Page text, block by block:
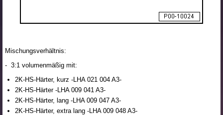
Mischungsverhältnis:
- 3:1 volumenmäßig mit:
2K-HS-Härter, kurz -LHA 021 004 A3-
2K-HS-Härter -LHA 009 041 A3-
2K-HS-Härter, lang -LHA 009 047 A3-
2K-HS-Härter, extra lang -LHA 009 048 A3-